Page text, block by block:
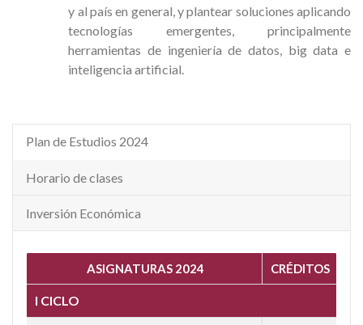
y al país en general, y plantear soluciones aplicando
tecnologías emergentes, principalmente
herramientas de ingeniería de datos, big data e
inteligencia artificial.
Plan de Estudios 2024
Horario de clases
Inversión Económica
ASIGNATURAS 2024 CRÉDITOS
I CICLO